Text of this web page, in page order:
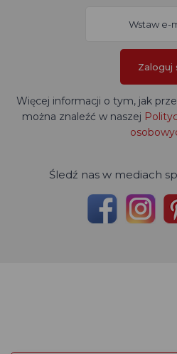
Zaloguj
Więcej informacji o tym, jak
można znaleźć w naszej
Śledź nas w mediach